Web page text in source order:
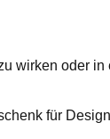
wirken oder
für